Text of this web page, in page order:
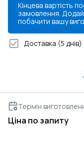
Кінцева вартість
замовлення.
побачити вашу
Доставка (5 днів)
Термін
Ціна по запиту